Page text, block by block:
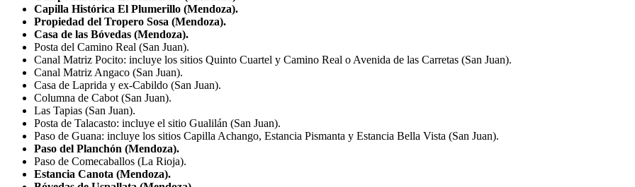
Capilla Histórica El Plumerillo (Mendoza).
Propiedad del Tropero Sosa (Mendoza).
Casa de las Bóvedas (Mendoza).
Posta del Camino Real (San Juan).
Canal Matriz Pocito: incluye los sitios Quinto Cuartel y Camino Real o Avenida de las Carretas (San Juan).
Canal Matriz Angaco (San Juan).
Casa de Laprida y ex-Cabildo (San Juan).
Columna de Cabot (San Juan).
Las Tapias (San Juan).
Posta de Talacasto: incluye el sitio Gualilán (San Juan).
Paso de Guana: incluye los sitios Capilla Achango, Estancia Pismanta y Estancia Bella Vista (San Juan).
Paso del Planchón (Mendoza).
Paso de Comecaballos (La Rioja).
Estancia Canota (Mendoza).